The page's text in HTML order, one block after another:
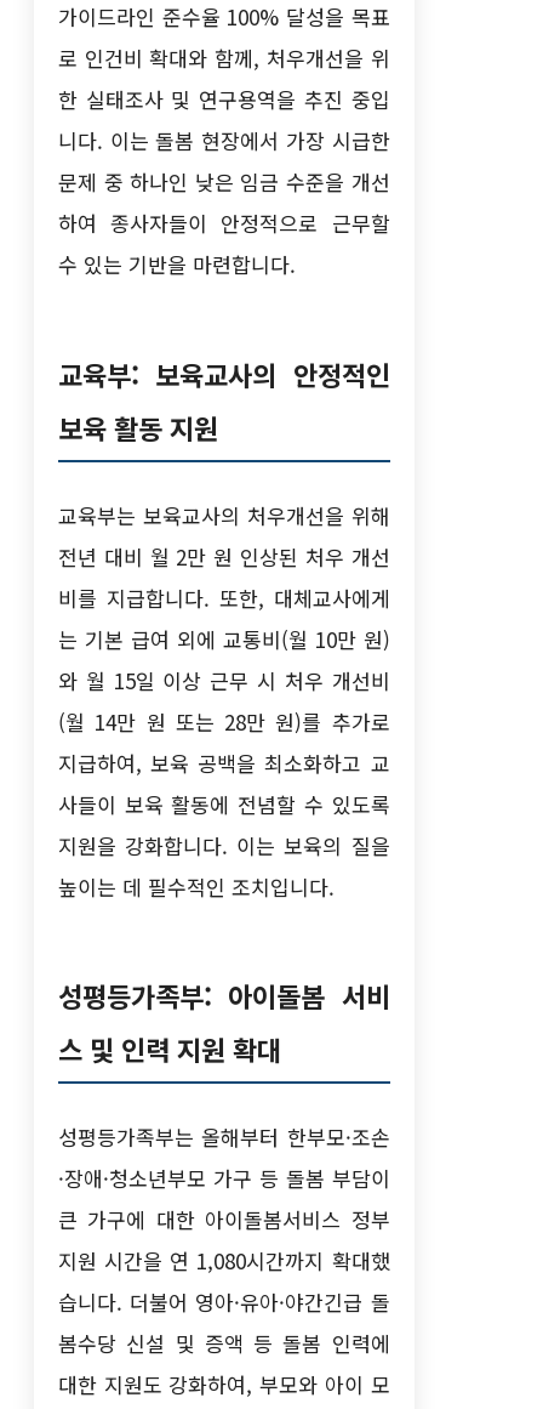
가이드라인 준수율 100% 달성을 목표
로 인건비 확대와 함께, 처우개선을 위
한 실태조사 및 연구용역을 추진 중입
니다. 이는 돌봄 현장에서 가장 시급한
문제 중 하나인 낮은 임금 수준을 개선
하여 종사자들이 안정적으로 근무할
수 있는 기반을 마련합니다.
교육부: 보육교사의 안정적인
보육 활동 지원
교육부는 보육교사의 처우개선을 위해
전년 대비 월 2만 원 인상된 처우 개선
비를 지급합니다. 또한, 대체교사에게
는 기본 급여 외에 교통비(월 10만 원)
와 월 15일 이상 근무 시 처우 개선비
(월 14만 원 또는 28만 원)를 추가로
지급하여, 보육 공백을 최소화하고 교
사들이 보육 활동에 전념할 수 있도록
지원을 강화합니다. 이는 보육의 질을
높이는 데 필수적인 조치입니다.
성평등가족부: 아이돌봄 서비
스 및 인력 지원 확대
성평등가족부는 올해부터 한부모·조손
·장애·청소년부모 가구 등 돌봄 부담이
큰 가구에 대한 아이돌봄서비스 정부
지원 시간을 연 1,080시간까지 확대했
습니다. 더불어 영아·유아·야간긴급 돌
봄수당 신설 및 증액 등 돌봄 인력에
대한 지원도 강화하여, 부모와 아이 모